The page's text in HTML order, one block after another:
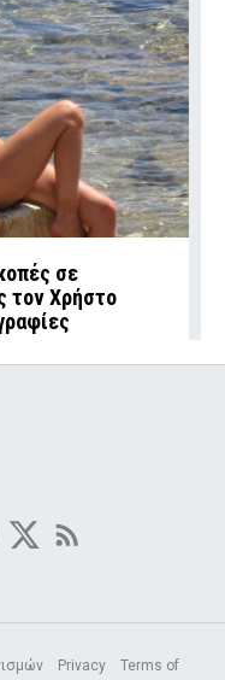
σε
τον Χρήστο
Privacy Terms of